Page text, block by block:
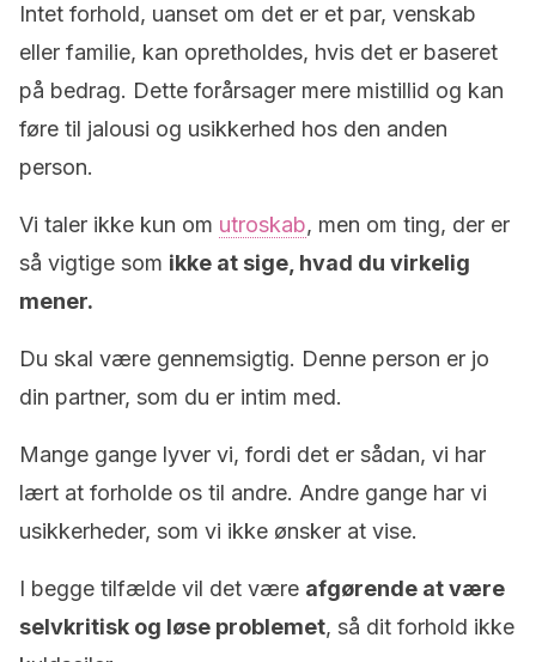
Intet forhold, uanset om det er et par, venskab
eller familie, kan opretholdes, hvis det er baseret
på bedrag. Dette forårsager mere mistillid og kan
føre til jalousi og usikkerhed hos den anden
person.
Vi taler ikke kun om utroskab, men om ting, der er
så vigtige som ikke at sige, hvad du virkelig
mener.
Du skal være gennemsigtig. Denne person er jo
din partner, som du er intim med.
Mange gange lyver vi, fordi det er sådan, vi har
lært at forholde os til andre. Andre gange har vi
usikkerheder, som vi ikke ønsker at vise.
I begge tilfælde vil det være afgørende at være
selvkritisk og løse problemet, så dit forhold ikke